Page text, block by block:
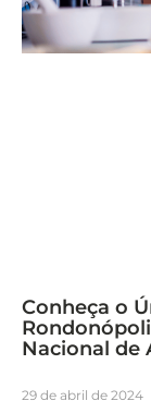
Conheça o
Nacional de
29 de abril de 2024